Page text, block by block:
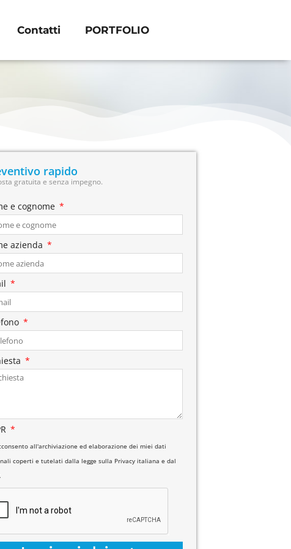
Contatti PORTFOLIO
rapido
gratuita e senza impegno.
e cognome
azienda
all'archiviazione ed elaborazione dei miei dati
coperti e tutelati dalla legge sulla Privacy italiana e dal